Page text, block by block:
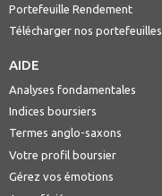
Portefeuille Rendement
Télécharger nos portefeuilles
AIDE
Analyses fondamentales
Indices boursiers
Termes anglo-saxons
Votre profil boursier
Gérez vos émotions